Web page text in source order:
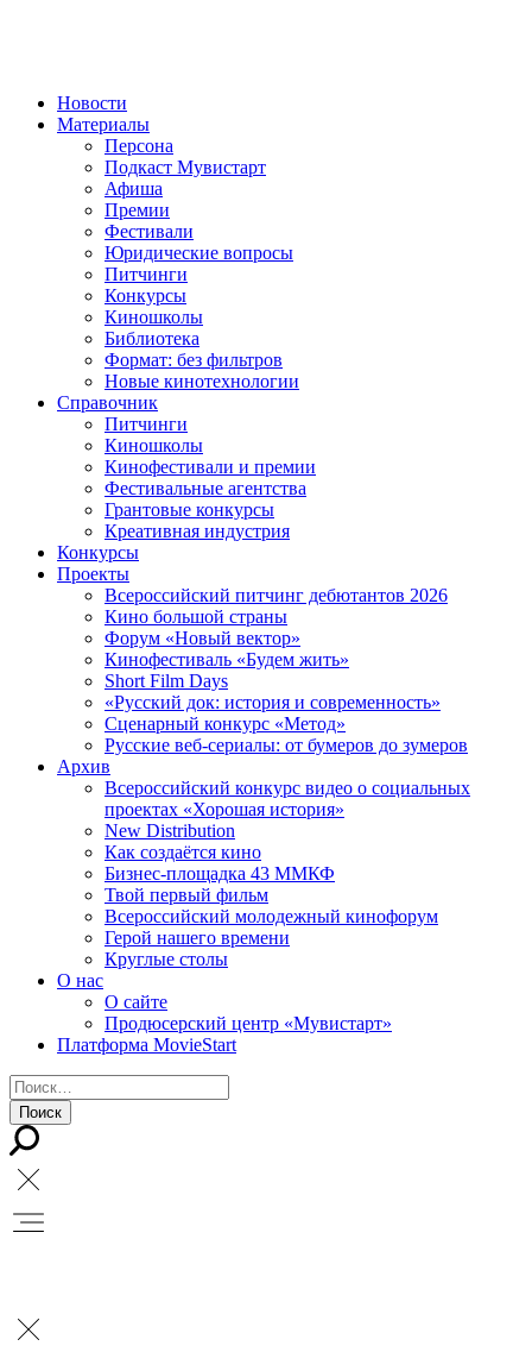
Новости
Материалы
Персона
Подкаст Мувистарт
Афиша
Премии
Фестивали
Юридические вопросы
Питчинги
Конкурсы
Киношколы
Библиотека
Формат: без фильтров
Новые кинотехнологии
Справочник
Питчинги
Киношколы
Кинофестивали и премии
Фестивальные агентства
Грантовые конкурсы
Креативная индустрия
Конкурсы
Проекты
Всероссийский питчинг дебютантов 2026
Кино большой страны
Форум «Новый вектор»
Кинофестиваль «Будем жить»
Short Film Days
«Русский док: история и современность»
Сценарный конкурс «Метод»
Русские веб-сериалы: от бумеров до зумеров
Архив
Всероссийский конкурс видео о социальных
проектах «Хорошая история»
New Distribution
Как создаётся кино
Бизнес-площадка 43 ММКФ
Твой первый фильм
Всероссийский молодежный кинофорум
Герой нашего времени
Круглые столы
О нас
О сайте
Продюсерский центр «Мувистарт»
Платформа MovieStart